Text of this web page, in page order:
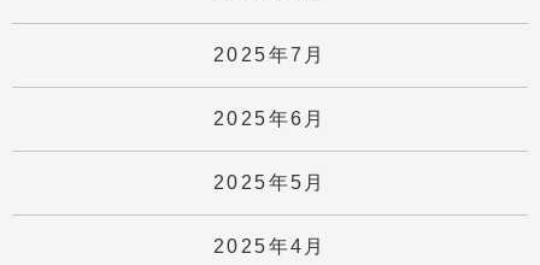
2025年7月
2025年6月
2025年5月
2025年4月